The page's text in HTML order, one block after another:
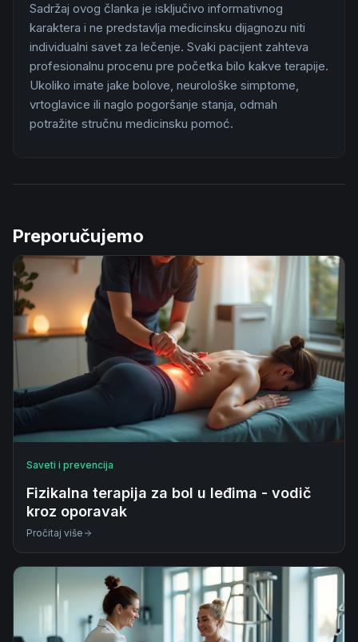
Sadržaj ovog članka je isključivo informativnog
karaktera i ne predstavlja medicinsku dijagnozu niti
individualni savet za lečenje. Svaki pacijent zahteva
profesionalnu procenu pre početka bilo kakve terapije.
Ukoliko imate jake bolove, neurološke simptome,
vrtoglavice ili naglo pogoršanje stanja, odmah
potražite stručnu medicinsku pomoć.
Preporučujemo
Saveti i prevencija
Fizikalna terapija za bol u leđima - vodič
kroz oporavak
Pročitaj više